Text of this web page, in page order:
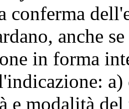
conferma
anche
in forma
e modalità